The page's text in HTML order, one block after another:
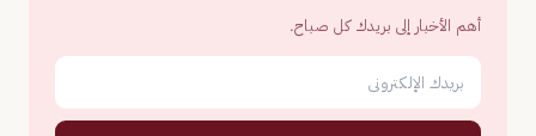
أهم الأخبار إلى بريدك كل صباح.